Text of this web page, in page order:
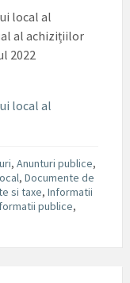
local al
al achizițiilor
2022
local al
, Anunturi publice,
, Documente de
si taxe, Informatii
publice,